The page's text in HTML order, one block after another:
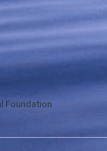
Foundation